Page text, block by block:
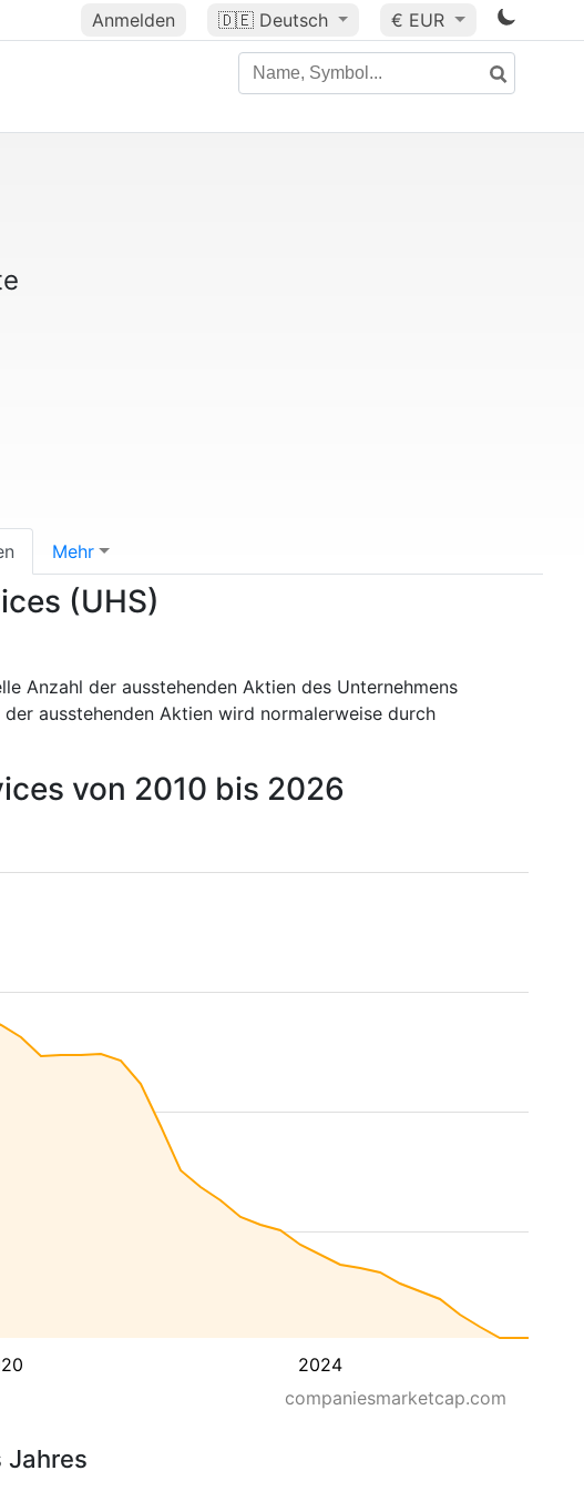
Anmelden 🇩🇪 Deutsch € EUR
Mehr
(UHS)
Anzahl der ausstehenden Aktien des Unternehmens
der ausstehenden Aktien wird normalerweise durch
von 2010 bis 2026
2024
companiesmarketcap.com
Jahres